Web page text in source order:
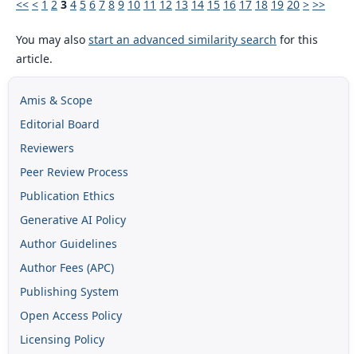
<< < 1 2 3 4 5 6 7 8 9 10 11 12 13 14 15 16 17 18 19 20 > >>
You may also start an advanced similarity search for this
article.
Amis & Scope
Editorial Board
Reviewers
Peer Review Process
Publication Ethics
Generative AI Policy
Author Guidelines
Author Fees (APC)
Publishing System
Open Access Policy
Licensing Policy